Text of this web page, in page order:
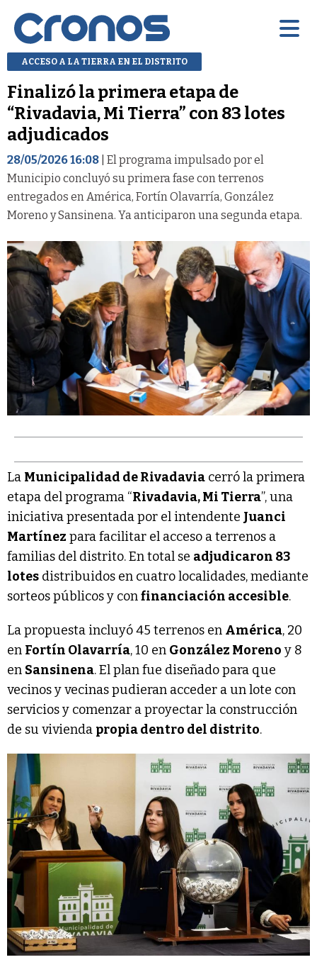
ACCESO A LA TIERRA EN EL DISTRITO
Finalizó la primera etapa de
“Rivadavia, Mi Tierra” con 83 lotes
adjudicados
28/05/2026 16:08 | El programa impulsado por el
Municipio concluyó su primera fase con terrenos
entregados en América, Fortín Olavarría, González
Moreno y Sansinena. Ya anticiparon una segunda etapa.
La Municipalidad de Rivadavia cerró la primera
etapa del programa “Rivadavia, Mi Tierra”, una
iniciativa presentada por el intendente Juanci
Martínez para facilitar el acceso a terrenos a
familias del distrito. En total se adjudicaron 83
lotes distribuidos en cuatro localidades, mediante
sorteos públicos y confinanciación accesible.
La propuesta incluyó 45 terrenos en América, 20
en Fortín Olavarría, 10 en González Moreno y 8
en Sansinena. El plan fue diseñado para que
vecinos y vecinas pudieran acceder a un lote con
servicios y comenzar a proyectar la construcción
de su vivienda propia dentro del distrito.